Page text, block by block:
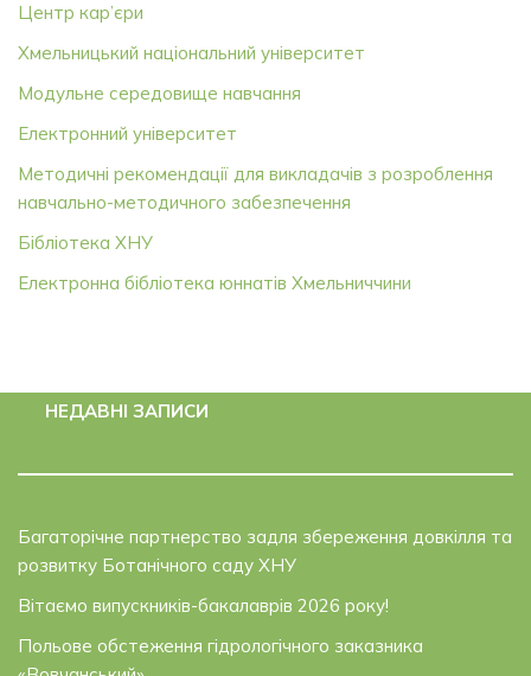
Центр кар’єри
Хмельницький національний університет
Модульне середовище навчання
Електронний університет
Методичні рекомендації для викладачів з розроблення
навчально-методичного забезпечення
Бібліотека ХНУ
Електронна бібліотека юннатів Хмельниччини
НЕДАВНІ ЗАПИСИ
Багаторічне партнерство задля збереження довкілля та
розвитку Ботанічного саду ХНУ
Вітаємо випускників-бакалаврів 2026 року!
Польове обстеження гідрологічного заказника